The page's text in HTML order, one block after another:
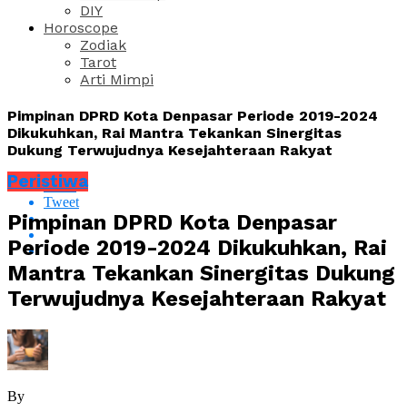
DIY
Horoscope
Zodiak
Tarot
Arti Mimpi
Pimpinan DPRD Kota Denpasar Periode 2019-2024
Dikukuhkan, Rai Mantra Tekankan Sinergitas
Dukung Terwujudnya Kesejahteraan Rakyat
Share
Tweet
Peristiwa
Pimpinan DPRD Kota Denpasar
Periode 2019-2024 Dikukuhkan, Rai
Mantra Tekankan Sinergitas Dukung
Terwujudnya Kesejahteraan Rakyat
By